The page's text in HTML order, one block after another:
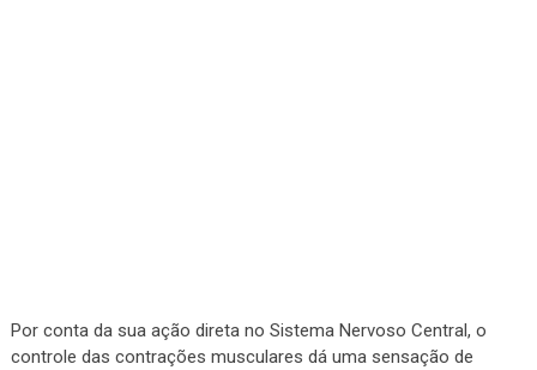
Por conta da sua ação direta no Sistema Nervoso Central, o
controle das contrações musculares dá uma sensação de